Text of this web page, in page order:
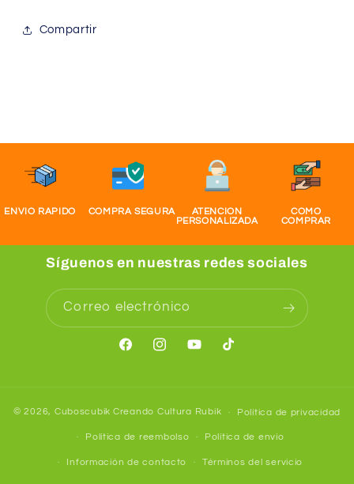
Compartir
ENVIO RAPIDO COMPRA SEGURA
ATENCION
PERSONALIZADA
COMO
COMPRAR
Síguenos en nuestras redes sociales
Correo electrónico
FacebookInstagramYouTubeTikTok
© 2026, Cuboscubik Creando Cultura Rubik Política de privacidad
Política de reembolso Política de envío
Información de contacto Términos del servicio